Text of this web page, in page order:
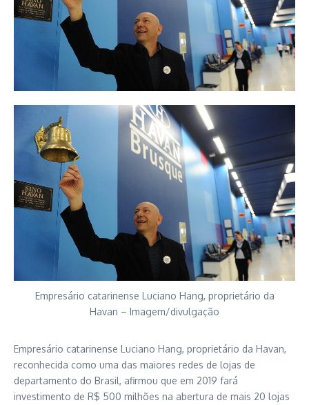
Empresário catarinense Luciano Hang, proprietário da
Havan – Imagem/divulgação
Empresário catarinense Luciano Hang, proprietário da Havan,
reconhecida como uma das maiores redes de lojas de
departamento do Brasil, afirmou que em 2019 fará
investimento de R$ 500 milhões na abertura de mais 20 lojas